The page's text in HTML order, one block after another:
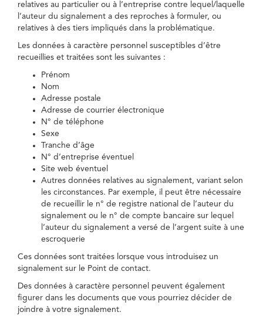
relatives au particulier ou à l’entreprise contre lequel/laquelle
l’auteur du signalement a des reproches à formuler, ou
relatives à des tiers impliqués dans la problématique.
Les données à caractère personnel susceptibles d’être
recueillies et traitées sont les suivantes :
Prénom
Nom
Adresse postale
Adresse de courrier électronique
N° de téléphone
Sexe
Tranche d’âge
N° d’entreprise éventuel
Site web éventuel
Autres données relatives au signalement, variant selon
les circonstances. Par exemple, il peut être nécessaire
de recueillir le n° de registre national de l’auteur du
signalement ou le n° de compte bancaire sur lequel
l’auteur du signalement a versé de l’argent suite à une
escroquerie
Ces données sont traitées lorsque vous introduisez un
signalement sur le Point de contact.
Des données à caractère personnel peuvent également
figurer dans les documents que vous pourriez décider de
joindre à votre signalement.